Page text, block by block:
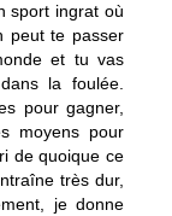
sport ingrat où
peut te passer
et tu vas
la foulée.
pour gagner,
moyens pour
de quoique ce
très dur,
je donne